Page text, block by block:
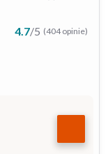
4.7/5 (404 opinie)